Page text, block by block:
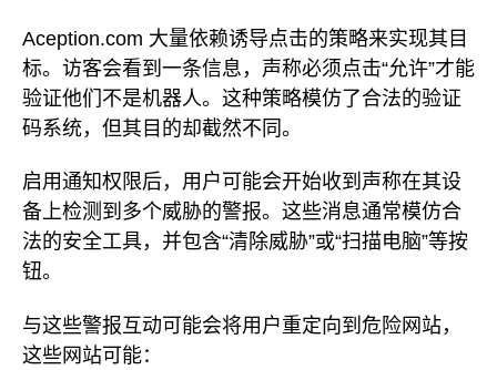
Aception.com 大量依赖诱导点击的策略来实现其目
标。访客会看到一条信息，声称必须点击“允许”才能
验证他们不是机器人。这种策略模仿了合法的验证
码系统，但其目的却截然不同。
启用通知权限后，用户可能会开始收到声称在其设
备上检测到多个威胁的警报。这些消息通常模仿合
法的安全工具，并包含“清除威胁”或“扫描电脑”等按
钮。
与这些警报互动可能会将用户重定向到危险网站，
这些网站可能：